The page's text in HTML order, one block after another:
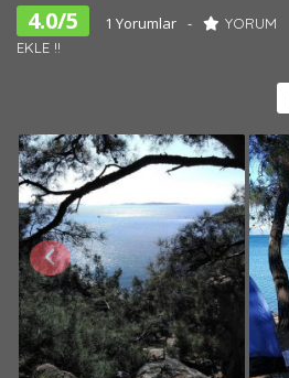
4.0/5 1 Yorumlar
YORUM
EKLE !!